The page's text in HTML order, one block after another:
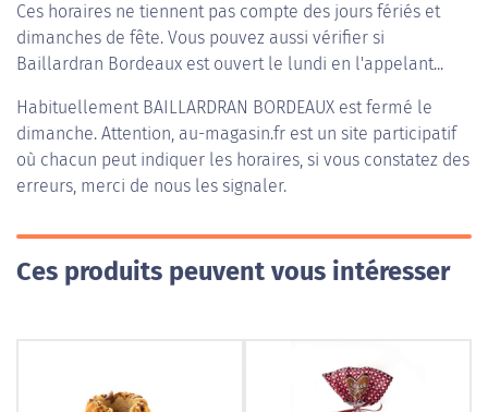
Ces horaires ne tiennent pas compte des jours fériés et
dimanches de fête. Vous pouvez aussi vérifier si
Baillardran Bordeaux est ouvert le lundi en l'appelant...
Habituellement BAILLARDRAN BORDEAUX est fermé le
dimanche. Attention, au-magasin.fr est un site participatif
où chacun peut indiquer les horaires, si vous constatez des
erreurs, merci de nous les signaler.
Ces produits peuvent vous intéresser